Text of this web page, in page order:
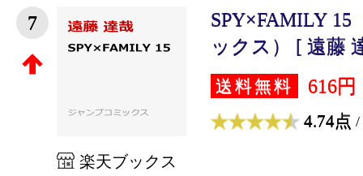
7
SPY×FAMILY
ックス） [ 遠藤
送料無料 616円
4.74点 /
楽天ブックス